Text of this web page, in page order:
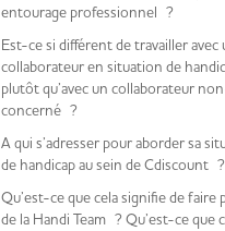
entourage professionnel ?
Est-ce si différent de travailler avec
collaborateur en situation de
plutôt qu’avec un collaborateur
concerné ?
A qui s’adresser pour aborder sa
de handicap au sein de Cdiscount ?
Qu’est-ce que cela signifie de faire
de la Handi Team ? Qu’est-ce que